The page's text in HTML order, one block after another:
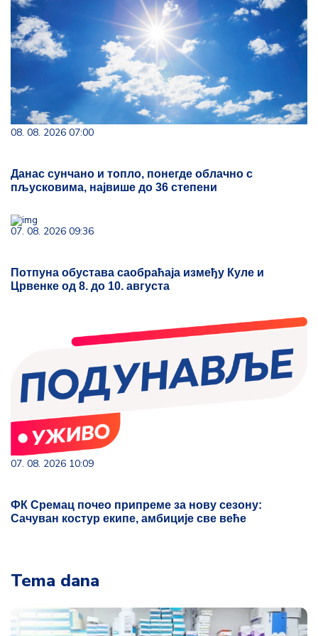
08. 08. 2026 07:00
Данас сунчано и топло, понегде облачно с
пљусковима, највише до 36 степени
07. 08. 2026 09:36
Потпуна обустава саобраћаја између Куле и
Црвенке од 8. до 10. августа
07. 08. 2026 10:09
ФК Сремац почео припреме за нову сезону:
Сачуван костур екипе, амбиције све веће
Tema dana